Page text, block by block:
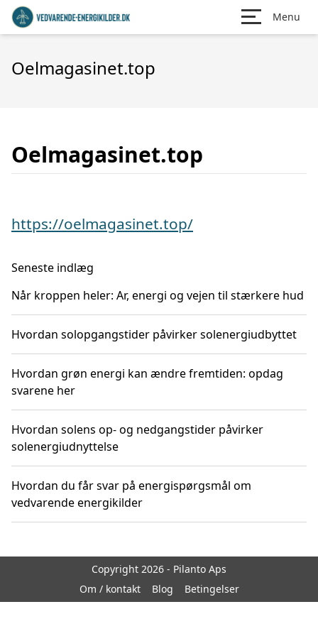
Menu
Oelmagasinet.top
Oelmagasinet.top
https://oelmagasinet.top/
Seneste indlæg
Når kroppen heler: Ar, energi og vejen til stærkere hud
Hvordan solopgangstider påvirker solenergiudbyttet
Hvordan grøn energi kan ændre fremtiden: opdag
svarene her
Hvordan solens op- og nedgangstider påvirker
solenergiudnyttelse
Hvordan du får svar på energispørgsmål om
vedvarende energikilder
Copyright 2026 - Pilanto Aps
Om / kontakt
Blog Betingelser